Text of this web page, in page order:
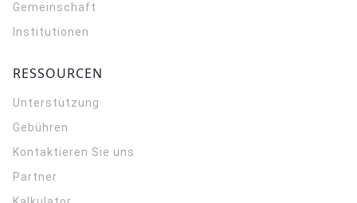
Gemeinschaft
Institutionen
RESSOURCEN
Unterstützung
Gebühren
Kontaktieren Sie uns
Partner